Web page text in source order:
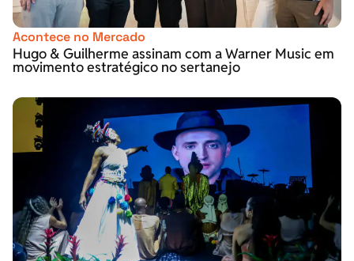
Acontece no Mercado
Hugo & Guilherme assinam com a Warner Music em
movimento estratégico no sertanejo